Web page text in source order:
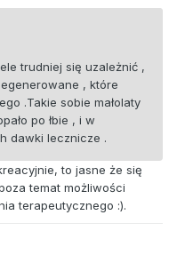
trudniej się uzależnić ,
, które
.Takie sobie małolaty
po łbie , i w
dawki lecznicze .
to jasne że się
temat możliwości
terapeutycznego :).